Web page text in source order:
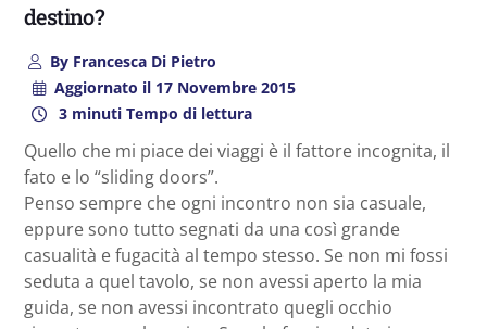
destino?
ByFrancesca Di Pietro
Aggiornato il17 Novembre 2015
3 minuti Tempo di lettura
Quello che mi piace dei viaggi è il fattore incognita, il
fato e lo “sliding doors”.
Penso sempre che ogni incontro non sia casuale,
eppure sono tutto segnati da una così grande
casualità e fugacità al tempo stesso. Se non mi fossi
seduta a quel tavolo, se non avessi aperto la mia
guida, se non avessi incontrato quegli occhio